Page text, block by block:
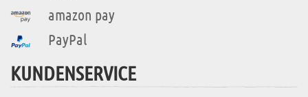
amazon pay
PayPal
KUNDENSERVICE